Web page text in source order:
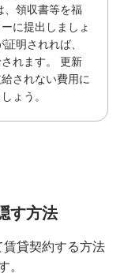
、領収書等を福
に提出しましょ
明されれば、
れます。 更新
されない費用に
ょう。
す方法
貸契約する方法
。